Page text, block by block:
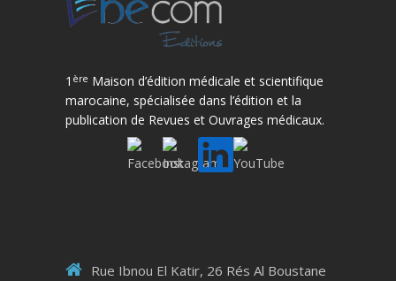
1 ère Maison d’édition médicale et scientifique
marocaine, spécialisée dans l’édition et la
publication de Revues et Ouvrages médicaux.
Rue Ibnou El Katir, 26 Rés Al Boustane